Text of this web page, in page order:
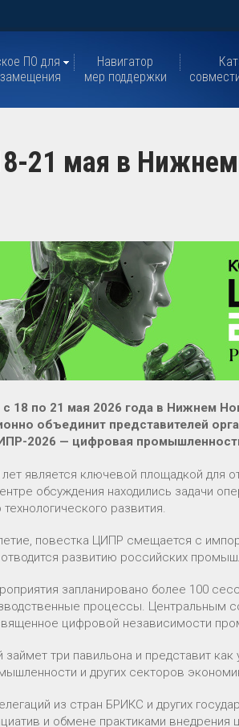
ПО для
Навигатор
мер поддержки
21 мая в Нижнем
18 по 21 мая 2026 года в Нижнем
объединит представителей
2026 — цифровая
является ключевой площадкой для
обсуждения находились задачи
развития.
повестка ЦИПР смещается с
развитию российских
запланировано более 100
процессы.
цифровой независимости
три павильона и представит
и других секторов
из стран БРИКС и других
и обмене практиками